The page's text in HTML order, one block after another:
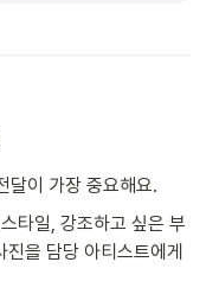
달이 가장 중요해요.
타일, 강조하고 싶은 부
을 담당 아티스트에게